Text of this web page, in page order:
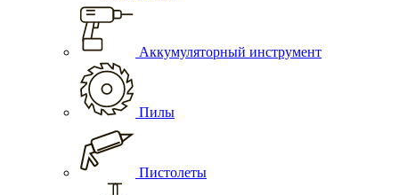
Аккумуляторный инструмент
Пилы
Пистолеты